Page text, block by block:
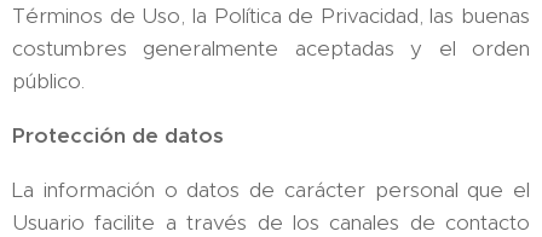
Términos de Uso, la Política de Privacidad, las buenas
costumbres generalmente aceptadas y el orden
público.
Protección de datos
La información o datos de carácter personal que el
Usuario facilite a través de los canales de contacto